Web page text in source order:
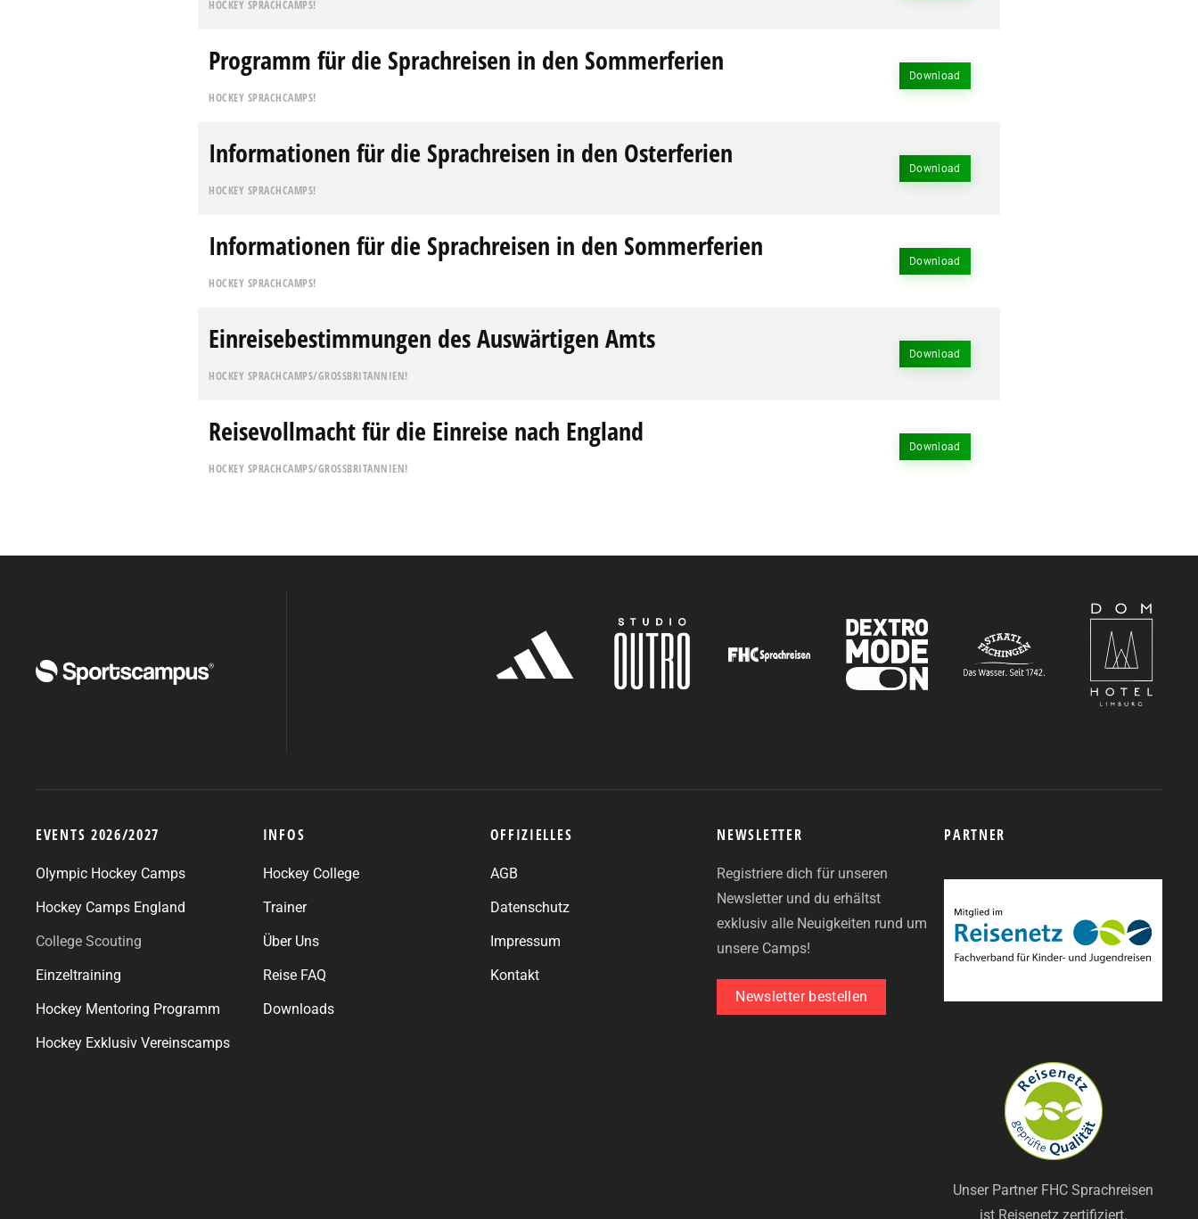
HOCKEY SPRACHCAMPS!
Programm für die Sprachreisen in den Sommerferien
HOCKEY SPRACHCAMPS!
Download
Informationen für die Sprachreisen in den Osterferien
HOCKEY SPRACHCAMPS!
Download
Informationen für die Sprachreisen in den Sommerferien
HOCKEY SPRACHCAMPS!
Download
Einreisebestimmungen des Auswärtigen Amts
HOCKEY SPRACHCAMPS/GROSSBRITANNIEN!
Download
Reisevollmacht für die Einreise nach England
HOCKEY SPRACHCAMPS/GROSSBRITANNIEN!
Download
EVENTS 2026/2027
Olympic Hockey Camps
Hockey Camps England
College Scouting
Einzeltraining
Hockey Mentoring Programm
Hockey Exklusiv Vereinscamps
INFOS
Hockey College
Trainer
Über Uns
Reise FAQ
Downloads
OFFIZIELLES
AGB
Datenschutz
Impressum
Kontakt
NEWSLETTER
Registriere dich für unseren
Newsletter und du erhältst
exklusiv alle Neuigkeiten rund um
unsere Camps!
Newsletter bestellen
PARTNER
Unser Partner FHC Sprachreisen
ist Reisenetz zertifiziert.